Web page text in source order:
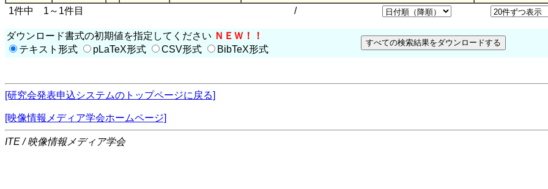
1件中 1～1件目 /
ダウンロード書式の初期値を指定してください ＮＥＷ！！
テキスト形式
pLaTeX形式 CSV形式 BibTeX形式
[研究会発表申込システムのトップページに戻る]
[映像情報メディア学会ホームページ]
ITE / 映像情報メディア学会